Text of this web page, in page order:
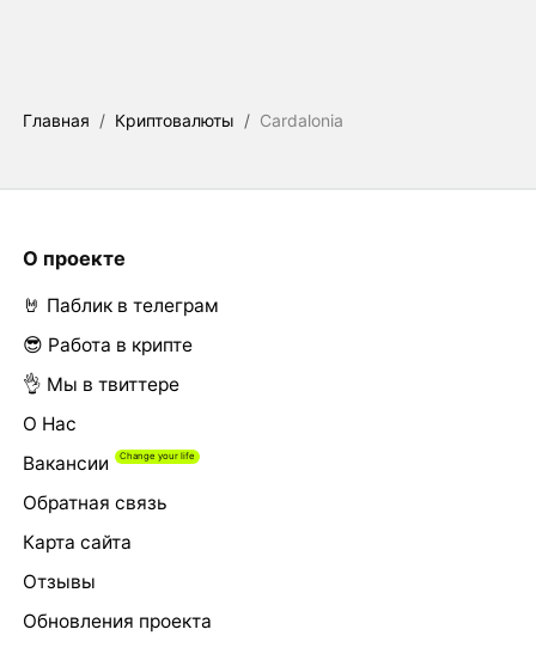
Главная / Криптовалюты / Cardalonia
О проекте
🤘 Паблик в телеграм
😎 Работа в крипте
👌 Мы в твиттере
О Нас
Вакансии
Обратная связь
Карта сайта
Отзывы
Обновления проекта